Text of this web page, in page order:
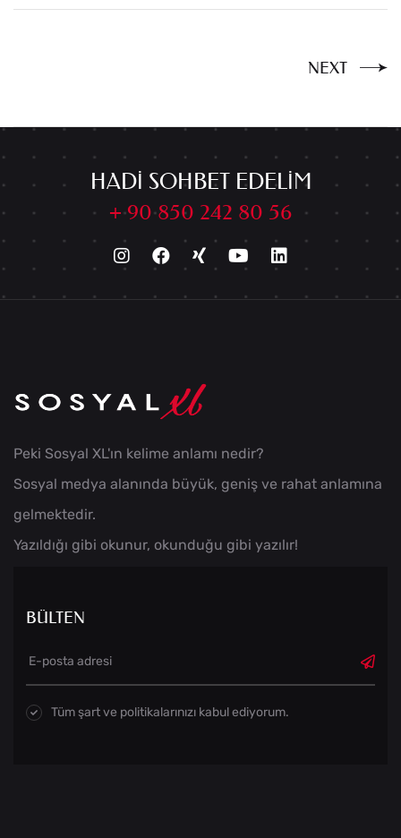
NEXT
HADI SOHBET EDELIM
+ 90 850 242 80 56
Peki Sosyal XL'ın kelime anlamı nedir?
Sosyal medya alanında büyük, geniş ve rahat anlamına
gelmektedir.
Yazıldığı gibi okunur, okunduğu gibi yazılır!
BÜLTEN
Tüm şart ve politikalarınızı kabul ediyorum.